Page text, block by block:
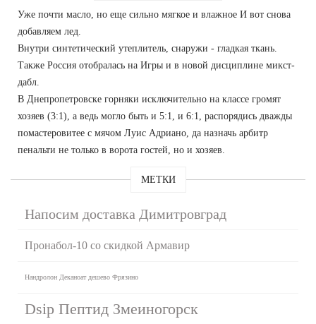
Уже почти масло, но еще сильно мягкое и влажное И вот снова
добавляем лед.
Внутри синтетический утеплитель, снаружи - гладкая ткань.
Также Россия отобралась на Игры и в новой дисциплине микст-
дабл.
В Днепропетровске горняки исключительно на классе громят
хозяев (3:1), а ведь могло быть и 5:1, и 6:1, распорядись дважды
помастеровитее с мячом Луис Адриано, да назначь арбитр
пенальти не только в ворота гостей, но и хозяев.
МЕТКИ
Напосим доставка Димитровград
Пронабол-10 со скидкой Армавир
Нандролон Деканоат дешево Фрязино
Dsip Пептид Змеиногорск